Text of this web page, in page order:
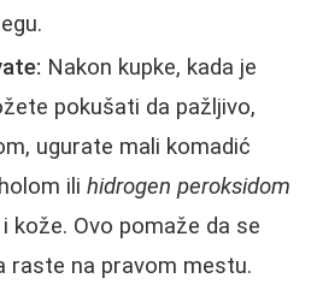
Nakon kupke, kada je
pokušati da pažljivo,
ugurate mali komadić
ili hidrogen peroksidom
kože. Ovo pomaže da se
raste na pravom mestu.